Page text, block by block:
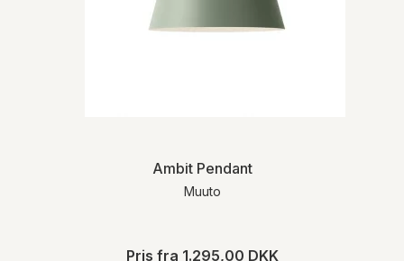
Ambit Pendant
Muuto
Pris fra 1.295,00 DKK